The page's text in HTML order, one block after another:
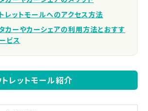
レットモールへのアクセス方法
カーやカーシェアの利用方法とおすす
ビス
レットモール紹介